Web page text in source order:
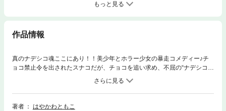
もっと見る
作品情報
真のナデシコ魂ここにあり！！美少年とホラー少女の暴走コメディー♪チ
ョコ禁止令を出されたスナコだが、チョコを追い求め、不屈の“ナデシコ
魂”で戦う！！一方、恭平（きょうへい）が生徒会長就任で学園に嵐が吹き
荒れてそして、真夏の節電生活で美少年4人がついに……脱いだ！！！悩
殺セクシーバディにクラクラ！特ダネ満載の暴走コメディー、全力疾走中
――！！
著者
はやかわともこ